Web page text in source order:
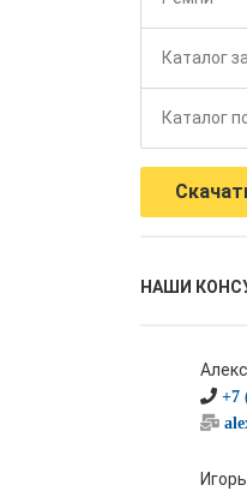
Каталог
Каталог
НАШИ
+7